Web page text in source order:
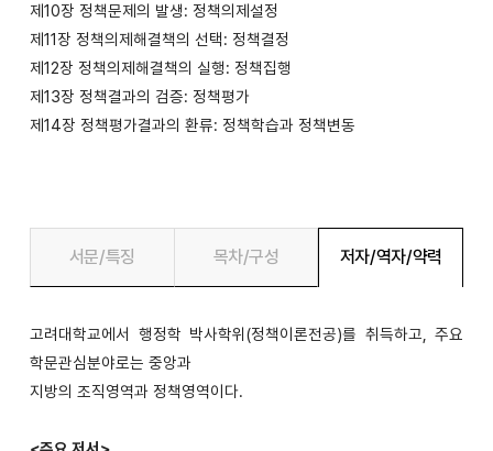
제10장 정책문제의 발생: 정책의제설정
제11장 정책의제해결책의 선택: 정책결정
제12장 정책의제해결책의 실행: 정책집행
제13장 정책결과의 검증: 정책평가
제14장 정책평가결과의 환류: 정책학습과 정책변동
서문/특징 목차/구성 저자/역자/약력
고려대학교에서 행정학 박사학위(정책이론전공)를 취득하고, 주요
학문관심분야로는 중앙과
지방의 조직영역과 정책영역이다.